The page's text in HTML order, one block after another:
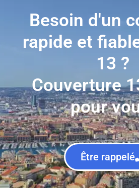
Besoin d'un
rapide et
13 ?
Couverture
pour
Être rappelé